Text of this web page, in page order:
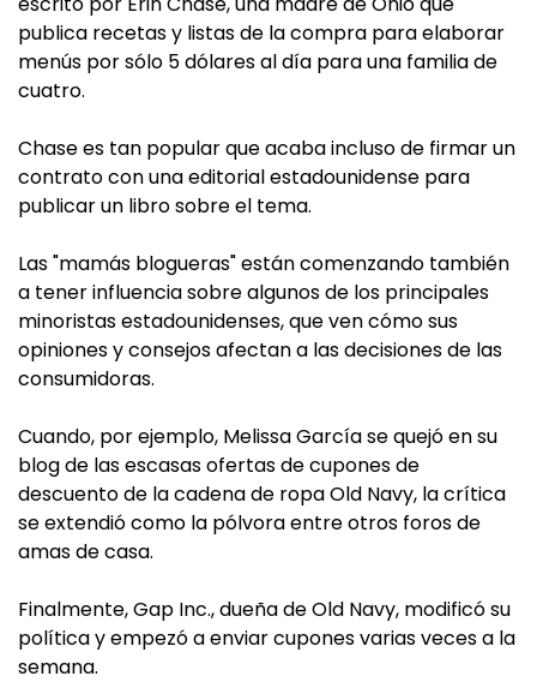
publica recetas y listas de la compra para elaborar
menús por sólo 5 dólares al día para una familia de
cuatro.
Chase es tan popular que acaba incluso de firmar un
contrato con una editorial estadounidense para
publicar un libro sobre el tema.
Las "mamás blogueras" están comenzando también
a tener influencia sobre algunos de los principales
minoristas estadounidenses, que ven cómo sus
opiniones y consejos afectan a las decisiones de las
consumidoras.
Cuando, por ejemplo, Melissa García se quejó en su
blog de las escasas ofertas de cupones de
descuento de la cadena de ropa Old Navy, la crítica
se extendió como la pólvora entre otros foros de
amas de casa.
Finalmente, Gap Inc., dueña de Old Navy, modificó su
política y empezó a enviar cupones varias veces a la
semana.